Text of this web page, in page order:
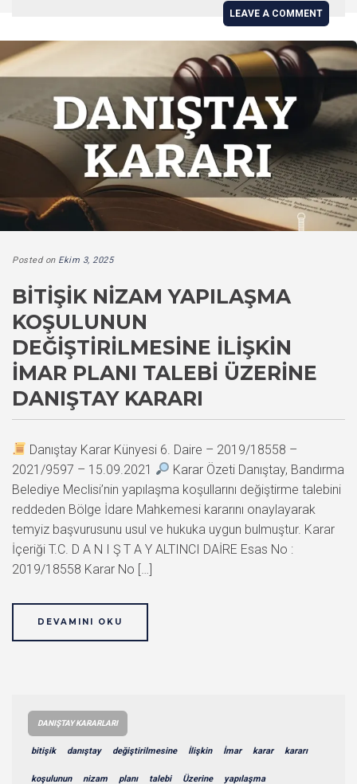
LEAVE A COMMENT
Posted on Ekim 3, 2025
BITIŞIK NIZAM YAPILAŞMA
KOŞULUNUN
DEĞIŞTIRILMESINE İLIŞKIN
İMAR PLANI TALEBI ÜZERINE
DANIŞTAY KARARI
Danıştay Karar Künyesi 6. Daire – 2019/18558 –
2021/9597 – 15.09.2021
Karar Özeti Danıştay, Bandırma
Belediye Meclisi’nin yapılaşma koşullarını değiştirme talebini
reddeden Bölge İdare Mahkemesi kararını onaylayarak
temyiz başvurusunu usul ve hukuka uygun bulmuştur. Karar
İçeriği T.C. D A N I Ş T A Y ALTINCI DAİRE Esas No :
2019/18558 Karar No […]
DEVAMINI OKU
DANIŞTAY KARARLARI
bitişik danıştay değiştirilmesine İlişkin İmar karar kararı
koşulunun nizam planı talebi Üzerine yapılaşma